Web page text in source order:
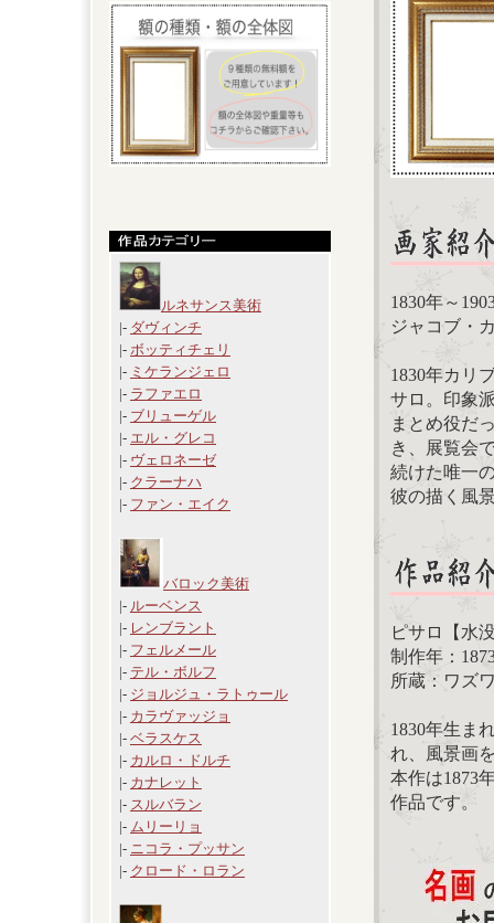
ルネサンス美術
|- ダヴィンチ
|- ボッティチェリ
|- ミケランジェロ
|- ラファエロ
|- ブリューゲル
|- エル・グレコ
|- ヴェロネーゼ
|- クラーナハ
|- ファン・エイク
バロック美術
|- ルーベンス
|- レンブラント
|- フェルメール
|- テル・ボルフ
|- ジョルジュ・ラトゥール
|- カラヴァッジョ
|- ベラスケス
|- カルロ・ドルチ
|- カナレット
|- スルバラン
|- ムリーリョ
|- ニコラ・プッサン
|- クロード・ロラン
1830年～
ジャコブ・
1830年カリ
サロ。印象
まとめ役だ
き、展覧会
続けた唯一
彼の描く風
ピサロ【水
制作年：
所蔵：ワズ
1830年生ま
れ、風景画
本作は1873
作品です。